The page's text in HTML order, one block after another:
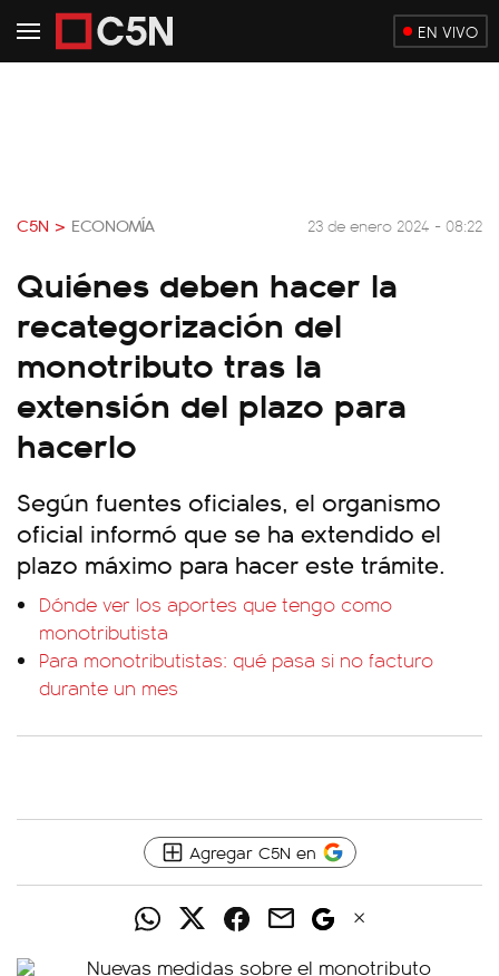
EN VIVO
C5N > ECONOMÍA 23 de enero 2024 - 08:22
Quiénes deben hacer la
recategorización del
monotributo tras la
extensión del plazo para
hacerlo
Según fuentes oficiales, el organismo
oficial informó que se ha extendido el
plazo máximo para hacer este trámite.
Dónde ver los aportes que tengo como
monotributista
Para monotributistas: qué pasa si no facturo
durante un mes
Agregar C5N en